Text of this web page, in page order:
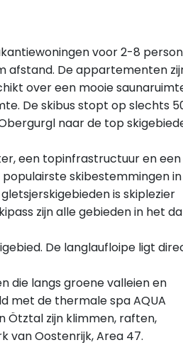
voor 2-8
afstand. De appartementen
over een mooie
De skibus stopt op slechts
naar de top
een topinfrastructuur en een
skibestemmingen
is skiplezier
zijn alle gebieden in het
De langlaufloipe ligt
die langs groene valleien en
met de thermale spa AQUA
Ötztal zijn klimmen, raften,
van Oostenrijk, Area 47.